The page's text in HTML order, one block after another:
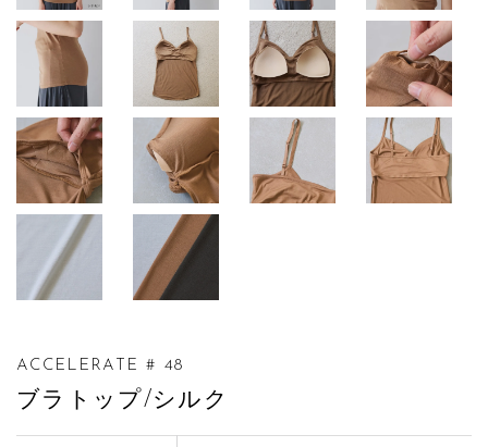
ACCELERATE # 48
ブラトップ/シルク